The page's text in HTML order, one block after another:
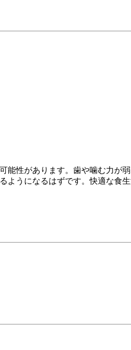
性があります。歯や噛む力が
うになるはずです。快適な食